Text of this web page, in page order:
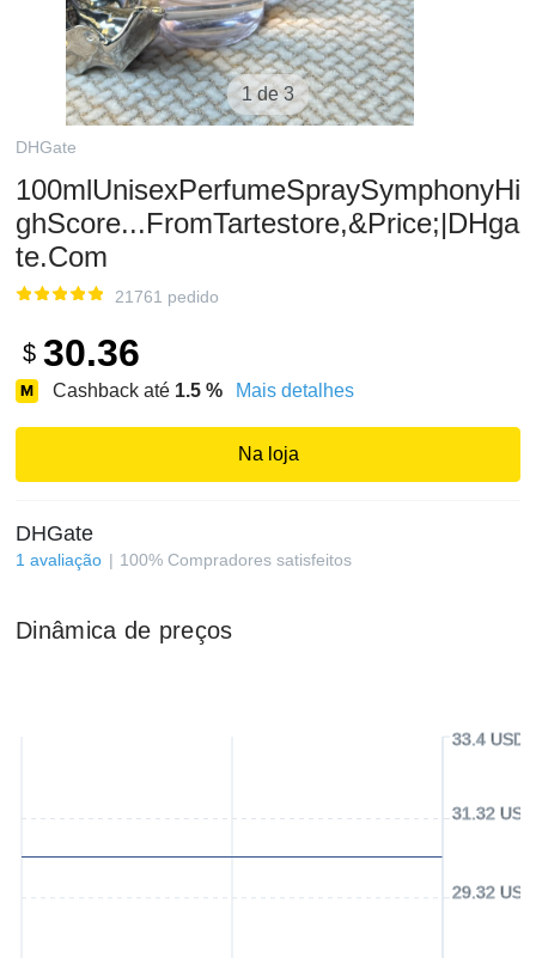
1 de 3
DHGate
100mlUnisexPerfumeSpraySymphonyHi
ghScore...FromTartestore,&Price;|DHga
te.Com
21761 pedido
$ 30.36
Cashback até 1.5 % Mais detalhes
Na loja
DHGate
1 avaliação 100% Compradores satisfeitos
Dinâmica de preços
29.32 USD
31.32 USD
33.4 USD